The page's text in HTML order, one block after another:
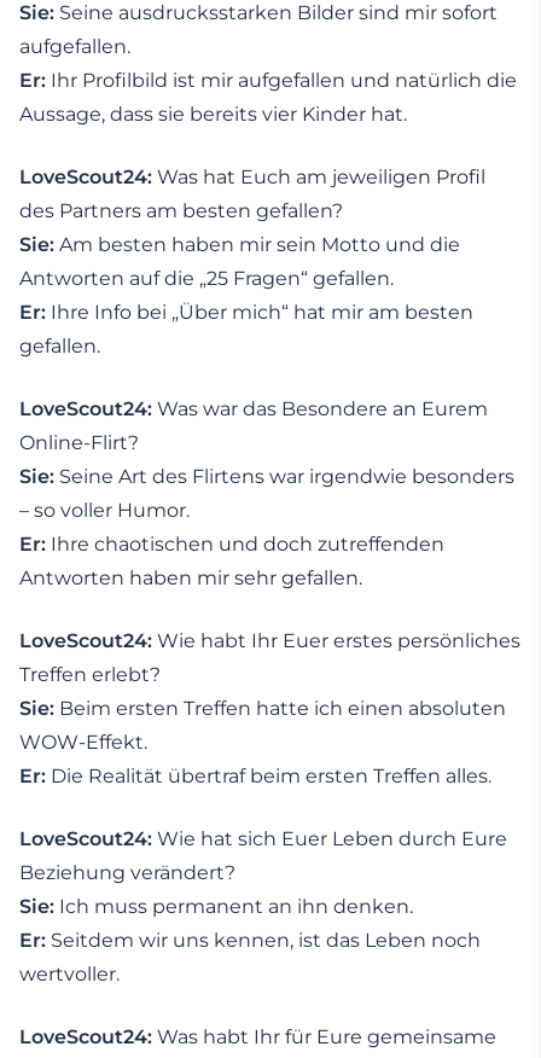
Sie: Seine ausdrucksstarken Bilder sind mir sofort
aufgefallen.
Er: Ihr Profilbild ist mir aufgefallen und natürlich die
Aussage, dass sie bereits vier Kinder hat.
LoveScout24: Was hat Euch am jeweiligen Profil
des Partners am besten gefallen?
Sie: Am besten haben mir sein Motto und die
Antworten auf die „25 Fragen“ gefallen.
Er: Ihre Info bei „Über mich“ hat mir am besten
gefallen.
LoveScout24: Was war das Besondere an Eurem
Online-Flirt?
Sie: Seine Art des Flirtens war irgendwie besonders
– so voller Humor.
Er: Ihre chaotischen und doch zutreffenden
Antworten haben mir sehr gefallen.
LoveScout24: Wie habt Ihr Euer erstes persönliches
Treffen erlebt?
Sie: Beim ersten Treffen hatte ich einen absoluten
WOW-Effekt.
Er: Die Realität übertraf beim ersten Treffen alles.
LoveScout24: Wie hat sich Euer Leben durch Eure
Beziehung verändert?
Sie: Ich muss permanent an ihn denken.
Er: Seitdem wir uns kennen, ist das Leben noch
wertvoller.
LoveScout24: Was habt Ihr für Eure gemeinsame